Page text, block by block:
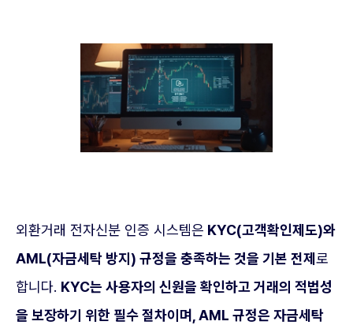
외환거래 전자신분 인증 시스템은 KYC(고객확인제도)와
AML(자금세탁 방지) 규정을 충족하는 것을 기본 전제 로
합니다. KYC는 사용자의 신원을 확인하고 거래의 적법성
을 보장하기 위한 필수 절차이며, AML 규정은 자금세탁